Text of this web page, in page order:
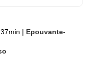
| Epouvante-